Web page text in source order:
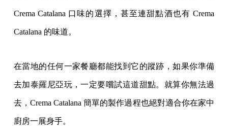
Crema Catalana 口味的選擇，甚至連甜點酒也有 Crema
Catalana 的味道。
在當地的任何一家餐廳都能找到它的蹤跡，如果你準備
去加泰羅尼亞玩，一定要嚐試這道甜點。就算你無法過
去，Crema Catalana 簡單的製作過程也絕對適合你在家中
廚房一展身手。